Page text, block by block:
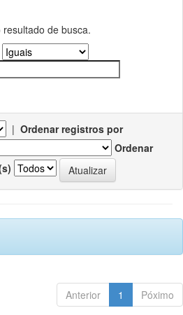
de busca.
| Ordenar registros por
Ordenar
Anterior 1 Póximo